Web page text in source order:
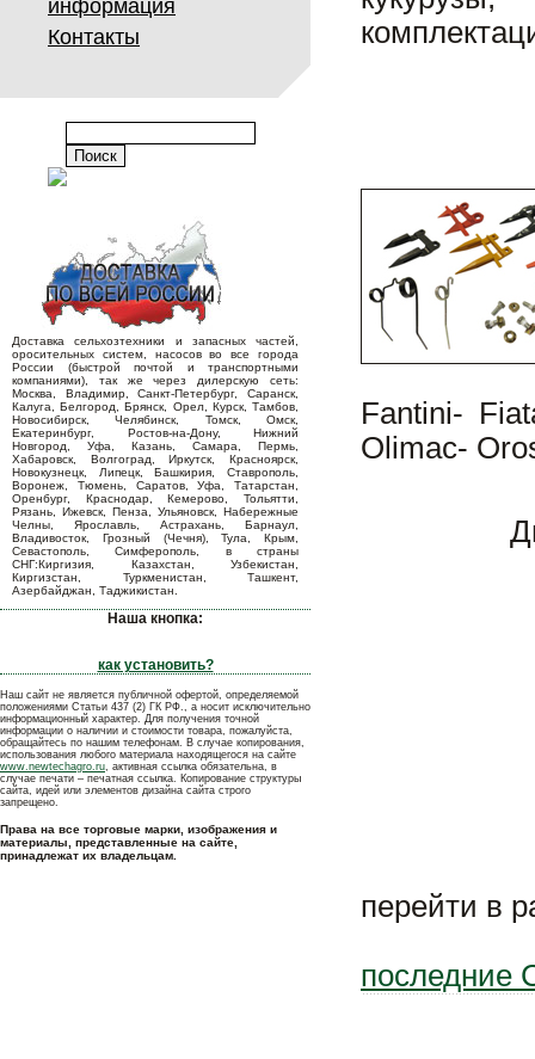
информация
Контакты
Доставка сельхозтехники и запасных частей,
оросительных систем, насосов во все города
России (быстрой почтой и транспортными
компаниями), так же через дилерскую сеть:
Москва, Владимир, Санкт-Петербург, Саранск,
Калуга, Белгород, Брянск, Орел, Курск, Тамбов,
Новосибирск, Челябинск, Томск, Омск,
Екатеринбург, Ростов-на-Дону, Нижний
Новгород, Уфа, Казань, Самара, Пермь,
Хабаровск, Волгоград, Иркутск, Красноярск,
Новокузнецк, Липецк, Башкирия, Ставрополь,
Воронеж, Тюмень, Саратов, Уфа, Татарстан,
Оренбург, Краснодар, Кемерово, Тольятти,
Рязань, Ижевск, Пенза, Ульяновск, Набережные
Челны, Ярославль, Астрахань, Барнаул,
Владивосток, Грозный (Чечня), Тула, Крым,
Севастополь, Симферополь, в страны
СНГ:Киргизия, Казахстан, Узбекистан,
Киргизстан, Туркменистан, Ташкент,
Азербайджан, Таджикистан.
Наша кнопка:
как установить?
Наш сайт не является публичной офертой, определяемой
положениями Статьи 437 (2) ГК РФ., а носит исключительно
информационный характер. Для получения точной
информации о наличии и стоимости товара, пожалуйста,
обращайтесь по нашим телефонам. В случае копирования,
использования любого материала находящегося на сайте
www.newtechagro.ru, активная ссылка обязательна, в
случае печати – печатная ссылка. Копирование структуры
сайта, идей или элементов дизайна сайта строго
запрещено.
Права на все торговые марки, изображения и
материалы, представленные на сайте,
принадлежат их владельцам.
Fantini-
Olimac-
перейти в
последние